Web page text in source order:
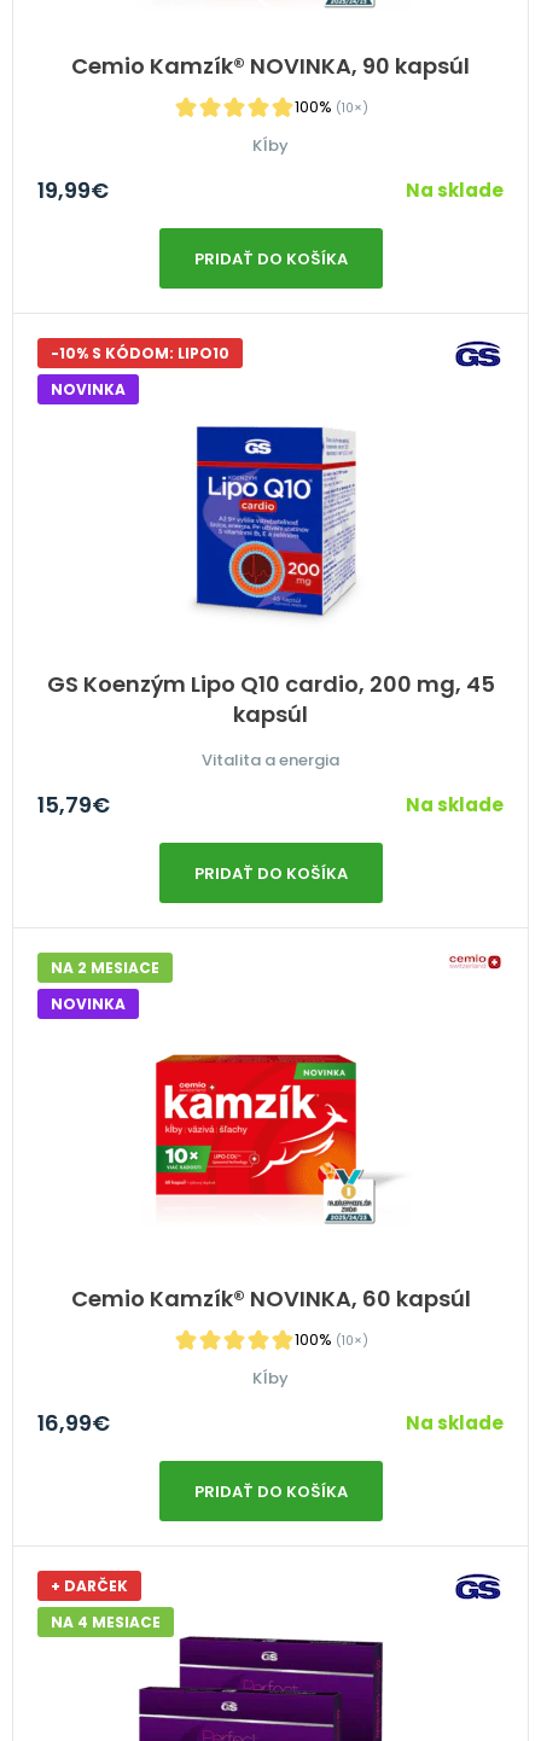
Cemio Kamzík® NOVINKA, 90 kapsúl
100% (10×)
Kĺby
19,99€ Na sklade
PRIDAŤ DO KOŠÍKA
GS Koenzým Lipo Q10 cardio, 200 mg, 45
kapsúl
-10% S KÓDOM: LIPO10
NOVINKA
Vitalita a energia
15,79€ Na sklade
PRIDAŤ DO KOŠÍKA
Cemio Kamzík® NOVINKA, 60 kapsúl
100% (10×)
NA 2 MESIACE
NOVINKA
Kĺby
16,99€ Na sklade
PRIDAŤ DO KOŠÍKA
+ DARČEK
NA 4 MESIACE